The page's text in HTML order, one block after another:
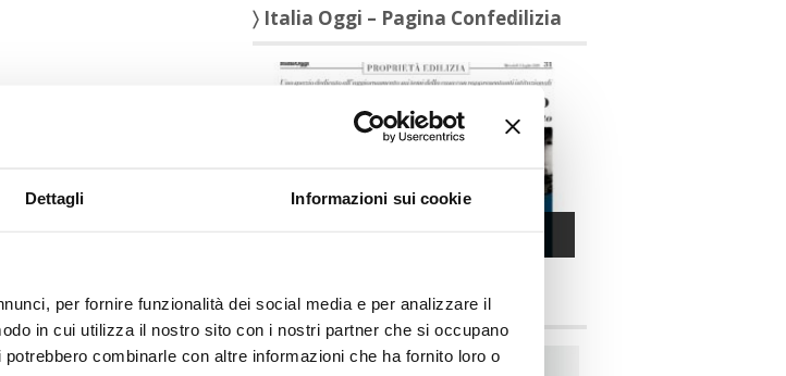
Dettagli Informazioni sui cookie
per fornire funzionalità dei social media e per analizzare il
in cui utilizza il nostro sito con i nostri partner che si occupano
combinarle con altre informazioni che ha fornito loro o
〉 Italia Oggi – Pagina Confedilizia
〉 Rubriche